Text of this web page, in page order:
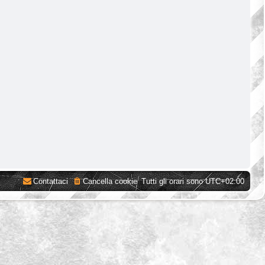
Tutti gli orari sonoUTC+02:00
Cancella cookie
Contattaci